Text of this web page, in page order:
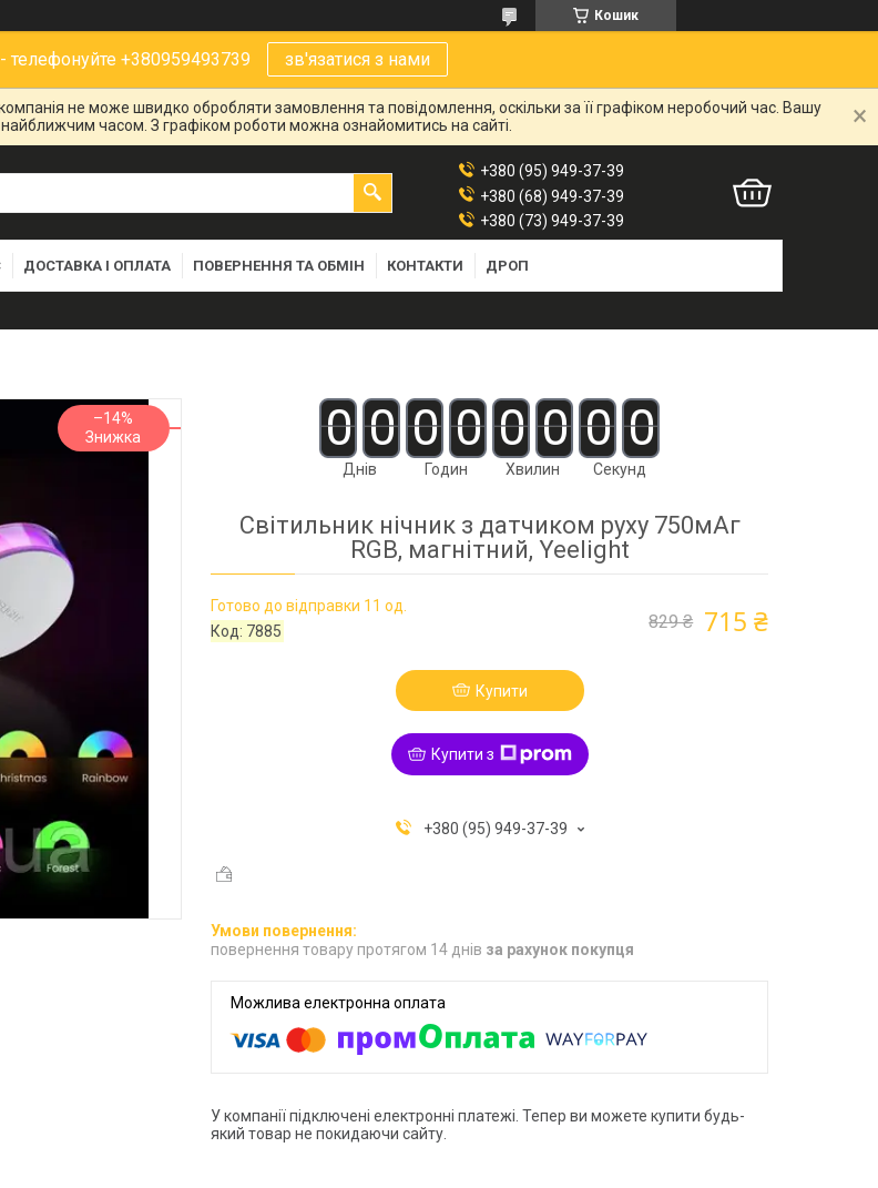
Кошик
телефонуйте +380959493739 зв'язатися з нами
не може швидко обробляти замовлення та повідомлення, оскільки за її графіком неробочий час. Вашу
часом. З графіком роботи можна ознайомитись на сайті.
+380 (95) 949-37-39
+380 (68) 949-37-39
+380 (73) 949-37-39
ДОСТАВКА І ОПЛАТА ПОВЕРНЕННЯ ТА ОБМІН КОНТАКТИ ДРОП
–14% 0 0
Днів
0 0
Годин
0 0
Хвилин
0 0
Секунд
Світильник нічник з датчиком руху 750мАг
RGB, магнітний, Yeelight
Готово до відправки 11 од.
Код: 7885 829 ₴ 715 ₴
Купити
Купити з
+380 (95) 949-37-39
повернення товару протягом 14 днів за рахунок покупця
У компанії підключені електронні платежі. Тепер ви можете купити будь-
який товар не покидаючи сайту.